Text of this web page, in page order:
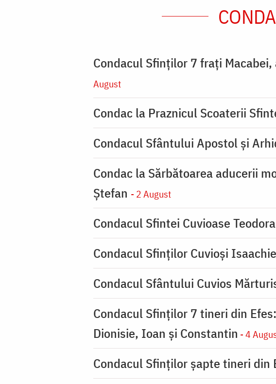
Condacul Sfinţilor 7 fraţi
August
Condac la Praznicul Scoaterii
Condacul Sfântului Apostol și
Condac la Sărbătoarea aducerii
Ştefan - 2 August
Condacul Sfintei Cuvioase
Condacul Sfinţilor Cuvioşi
Condacul Sfântului Cuvios
Condacul Sfinţilor 7 tineri din
Dionisie, Ioan şi Constantin - 4
Condacul Sfinţilor şapte tineri din